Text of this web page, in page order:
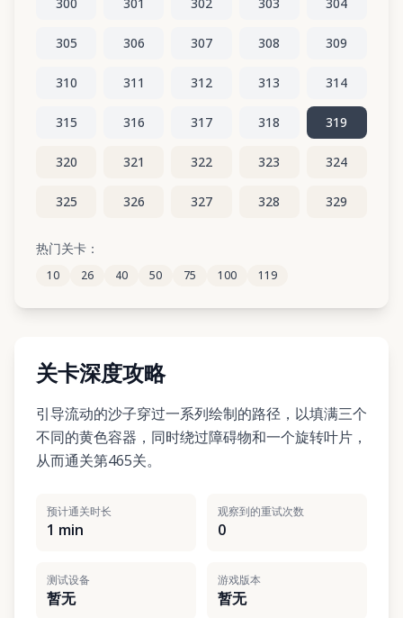
305 306 307 308 309
310 311 312 313 314
315 316 317 318 319
320 321 322 323 324
325 326 327 328 329
330
335 336 337 338
热门关卡：
10 26 40 50 75 100 119
关卡深度攻略
引导流动的沙子穿过一系列绘制的路径，以填满三个
不同的黄色容器，同时绕过障碍物和一个旋转叶片，
从而通关第465关。
预计通关时长
1 min
观察到的重试次数
0
测试设备
暂无
游戏版本
暂无